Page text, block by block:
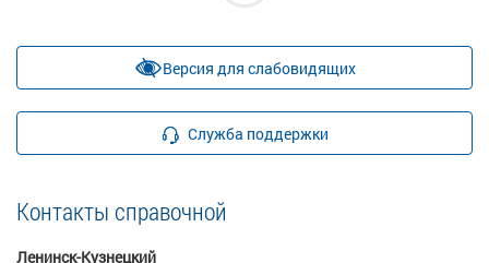
Версия для слабовидящих
Служба поддержки
Контакты справочной
Ленинск-Кузнецкий